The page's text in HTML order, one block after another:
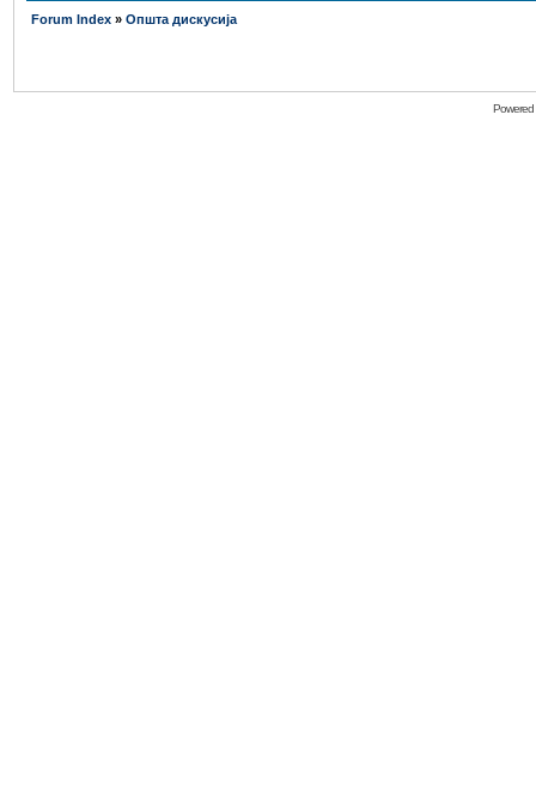
Forum Index » Општа дискусија